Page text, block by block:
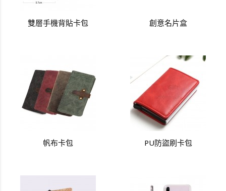
雙層手機背貼卡包 創意名片盒
帆布卡包 PU防盜刷卡包